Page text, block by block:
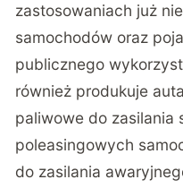
zastosowaniach już
samochodów oraz
publicznego
również produkuje
paliwowe do zasilania
poleasingowych
do zasilania